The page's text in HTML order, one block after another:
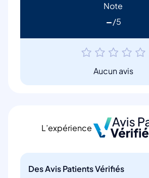
Note
-
Aucun avis
L’expérience
Des Avis Patients Vérifiés